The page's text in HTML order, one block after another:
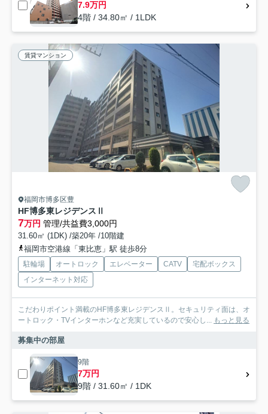
7.9万円
4階 / 34.80㎡ / 1LDK
賃貸マンション
福岡市博多区豊
HF博多東レジデンスⅡ
7万円 管理/共益費3,000円
31.60㎡ (1DK) /築20年 /10階建
福岡市空港線「東比恵」駅 徒歩8分
駐輪場 オートロック エレベーター CATV
宅配ボックス
インターネット対応
こだわりポイント満載のHF博多東レジデンスⅡ。セキュリティ面は、オ
ートロック・TVインターホンなど充実しているので安心し...
もっと見る
募集中の部屋
9階
7万円
9階 / 31.60㎡ / 1DK